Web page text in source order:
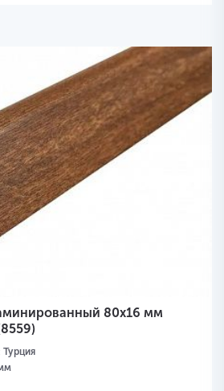
80х16 мм
Турция